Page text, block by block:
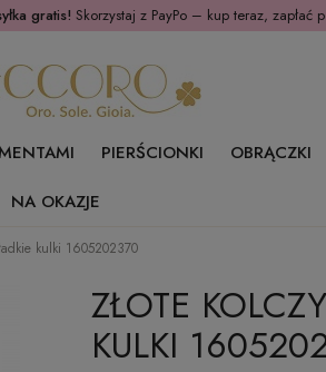
gratis! Skorzystaj z PayPo – kup teraz, zapłać
PIERŚCIONKI
OBRĄCZKI
NA OKAZJE
kulki 1605202370
ZŁOTE
KULKI